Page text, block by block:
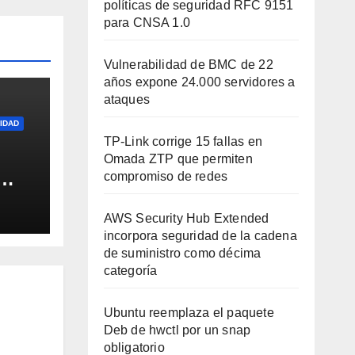
políticas de seguridad RFC 9151
para CNSA 1.0
Vulnerabilidad de BMC de 22
años expone 24.000 servidores a
ataques
TP-Link corrige 15 fallas en
Omada ZTP que permiten
compromiso de redes
AWS Security Hub Extended
incorpora seguridad de la cadena
de suministro como décima
categoría
Ubuntu reemplaza el paquete
Deb de hwctl por un snap
obligatorio